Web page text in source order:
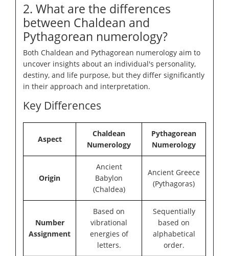
2. What are the differences
between Chaldean and
Pythagorean numerology?
Both Chaldean and Pythagorean numerology aim to
uncover insights about an individual's personality,
destiny, and life purpose, but they differ significantly
in their approach and interpretation.
Key Differences
Aspect
Chaldean
Numerology
Pythagorean
Numerology
Origin
Ancient
Babylon
(Chaldea)
Ancient Greece
(Pythagoras)
Number
Assignment
Based on
vibrational
energies of
letters.
Sequentially
based on
alphabetical
order.